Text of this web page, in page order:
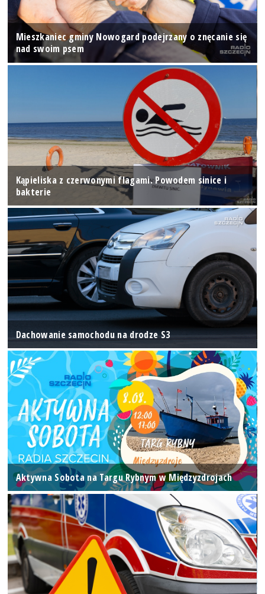
Mieszkaniec gminy Nowogard podejrzany o znęcanie się
nad swoim psem
Kąpieliska z czerwonymi flagami. Powodem sinice i
bakterie
Dachowanie samochodu na drodze S3
Aktywna Sobota na Targu Rybnym w Międzyzdrojach